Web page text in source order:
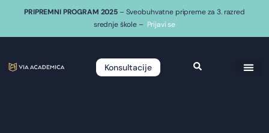
PRIPREMNI PROGRAM 2025 – Sveobuhvatne pripreme za 3. razred
srednje škole – Prijavi se
Konsultacije